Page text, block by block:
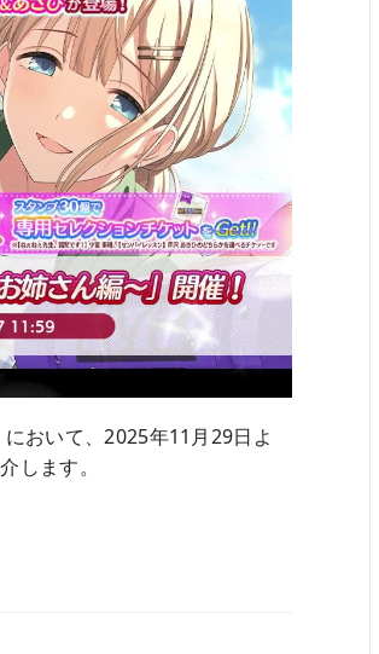
おいて、2025年11月29日よ
します。